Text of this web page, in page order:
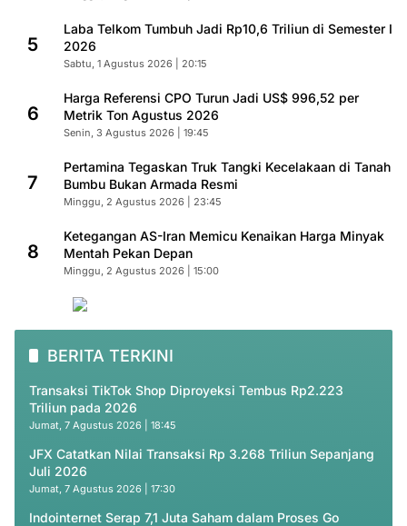
5
Laba Telkom Tumbuh Jadi Rp10,6 Triliun di Semester I
2026
Sabtu, 1 Agustus 2026 | 20:15
6
Harga Referensi CPO Turun Jadi US$ 996,52 per
Metrik Ton Agustus 2026
Senin, 3 Agustus 2026 | 19:45
7
Pertamina Tegaskan Truk Tangki Kecelakaan di Tanah
Bumbu Bukan Armada Resmi
Minggu, 2 Agustus 2026 | 23:45
8
Ketegangan AS-Iran Memicu Kenaikan Harga Minyak
Mentah Pekan Depan
Minggu, 2 Agustus 2026 | 15:00
BERITA TERKINI
Transaksi TikTok Shop Diproyeksi Tembus Rp2.223
Triliun pada 2026
Jumat, 7 Agustus 2026 | 18:45
JFX Catatkan Nilai Transaksi Rp 3.268 Triliun Sepanjang
Juli 2026
Jumat, 7 Agustus 2026 | 17:30
Indointernet Serap 7,1 Juta Saham dalam Proses Go